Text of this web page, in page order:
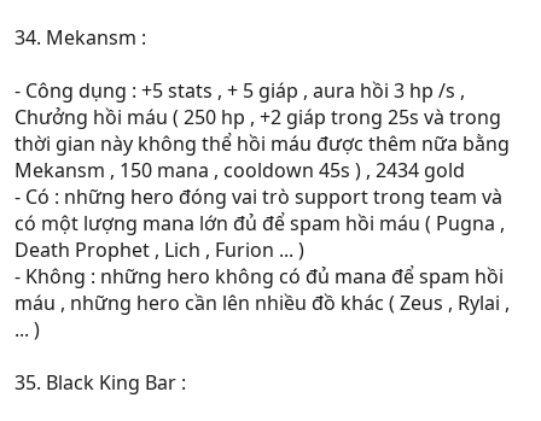
34. Mekansm :
- Công dụng : +5 stats , + 5 giáp , aura hồi 3 hp /s ,
Chưởng hồi máu ( 250 hp , +2 giáp trong 25s và trong
thời gian này không thể hồi máu được thêm nữa bằng
Mekansm , 150 mana , cooldown 45s ) , 2434 gold
- Có : những hero đóng vai trò support trong team và
có một lượng mana lớn đủ để spam hồi máu ( Pugna ,
Death Prophet , Lich , Furion ... )
- Không : những hero không có đủ mana để spam hồi
máu , những hero cần lên nhiều đồ khác ( Zeus , Rylai ,
... )
35. Black King Bar :